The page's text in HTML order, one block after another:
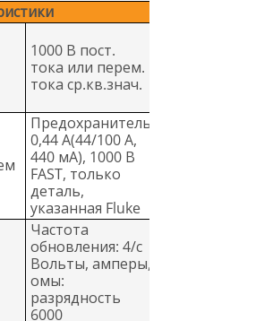
1000 В пост.
тока или перем.
тока ср.кв.знач.
Предохранитель
0,44 А(44/100 A,
440 мА), 1000 В
FAST, только
деталь,
указанная Fluke
Частота
обновления: 4/с
Вольты, амперы,
омы:
разрядность
6000